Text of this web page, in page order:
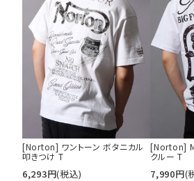
[Norton] ワントーン ボタニカル
叩きつけ T
6,293円(税込)
[Norton]
クルー T
7,990円(